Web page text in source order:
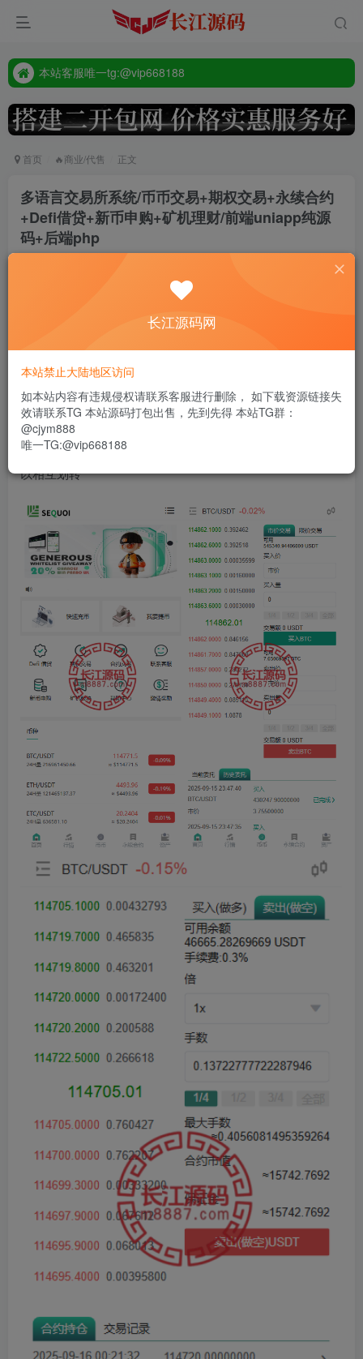
本站客服唯一tg:@vip668188
本站客服唯一tg:@vip668188
首页 🔥商业/代售 正文
多语言交易所系统/币币交易+期权交易+永续合约
+Defi借贷+新币申购+矿机理财/前端uniapp纯源
码+后端php
前端是uniapp纯源码，只有手机端，后端php
币币交易、期权交易、永续合约、Defi借贷、新币申购、矿
机投资理财等功能，还可以发行空气币（平台币），后台能
控制期权交易订单的输赢 期权交易类似秒合约交易，感觉没
多大区别，充值提现都是虚拟币，推广带三级分销，币种可
以相互划转
长江源码网
本站禁止大陆地区访问
如本站内容有违规侵权请联系客服进行删除， 如下载资源链接失
效请联系TG 本站源码打包出售，先到先得 本站TG群：
@cjym888
唯一TG:@vip668188